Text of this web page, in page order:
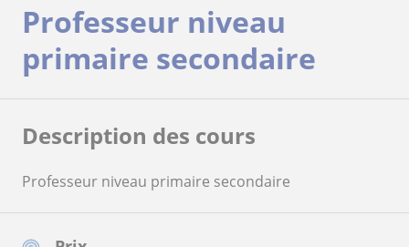
Professeur niveau
primaire secondaire
Description des cours
Professeur niveau primaire secondaire